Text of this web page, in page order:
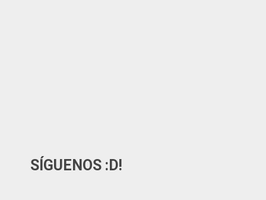
SÍGUENOS :D!